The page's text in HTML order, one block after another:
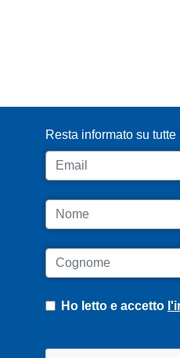
Resta informato su
Email
Nome
Cognome
Ho letto e accetto